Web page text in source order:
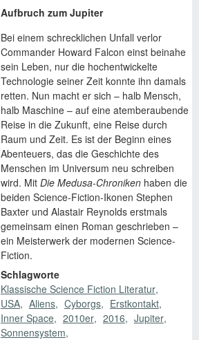
Aufbruch zum Jupiter
Bei einem schrecklichen Unfall verlor
Commander Howard Falcon einst beinahe
sein Leben, nur die hochentwickelte
Technologie seiner Zeit konnte ihn damals
retten. Nun macht er sich – halb Mensch,
halb Maschine – auf eine atemberaubende
Reise in die Zukunft, eine Reise durch
Raum und Zeit. Es ist der Beginn eines
Abenteuers, das die Geschichte des
Menschen im Universum neu schreiben
wird. Mit Die Medusa-Chroniken haben die
beiden Science-Fiction-Ikonen Stephen
Baxter und Alastair Reynolds erstmals
gemeinsam einen Roman geschrieben –
ein Meisterwerk der modernen Science-
Fiction.
Schlagworte
Klassische Science Fiction Literatur
USA
Aliens Cyborgs
Erstkontakt
Inner Space
2010er 2016
Jupiter
Sonnensystem